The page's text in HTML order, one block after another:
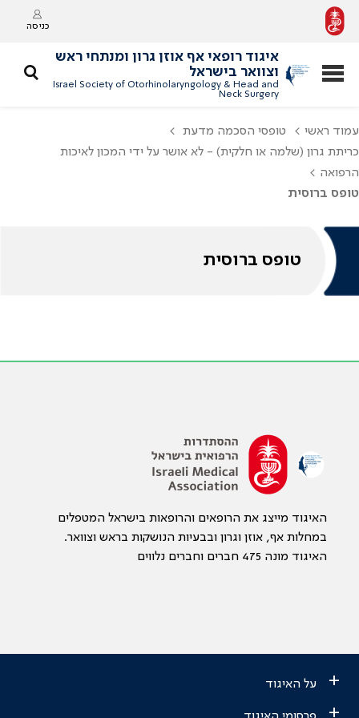
כניסה
איגוד רופאי אף אוזן גרון ומנתחי ראש
וצוואר בישראל
Israel Society of Otorhinolaryngology & Head and
Neck Surgery
עמוד ראשי
טופסי הסכמה מדעת
כריתת גרון (שלמה או חלקית) - לא אושר על ידי המכון לאיכות
הרפואה
טופס ברוסית
טופס ברוסית
האיגוד מייצג את הרופאים והרופאות בישראל המטפלים
במחלות אף, אוזן וגרון ובבעיות הנושקות בראש וצוואר.
האיגוד מונה 475 חברים וחברים נלווים
+ על האיגוד
+